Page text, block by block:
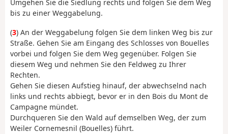
Umgehen Sie die Siedlung rechts und folgen Sie dem Weg
bis zu einer Weggabelung.
(3) An der Weggabelung folgen Sie dem linken Weg bis zur
Straße. Gehen Sie am Eingang des Schlosses von Bouelles
vorbei und folgen Sie dem Weg gegenüber. Folgen Sie
diesem Weg und nehmen Sie den Feldweg zu Ihrer
Rechten.
Gehen Sie diesen Aufstieg hinauf, der abwechselnd nach
links und rechts abbiegt, bevor er in den Bois du Mont de
Campagne mündet.
Durchqueren Sie den Wald auf demselben Weg, der zum
Weiler Cornemesnil (Bouelles) führt.